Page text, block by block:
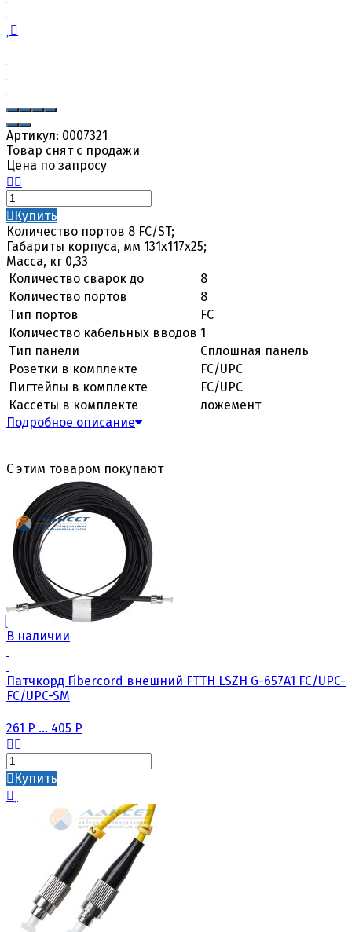
Артикул: 0007321
Товар снят с продажи
Цена по запросу
Купить
Количество портов 8 FC/ST;
Габариты корпуса, мм 131х117х25;
Масса, кг 0,33
Количество сварок до
8
Количество портов
8
Тип портов
FC
Количество кабельных вводов 1
Тип панели
Сплошная панель
Розетки в комплекте
FC/UPC
Пигтейлы в комплекте
FC/UPC
Кассеты в комплекте
ложемент
Подробное описание
С этим товаром покупают
В наличии
Патчкорд Fibercord внешний FTTH LSZH G-657A1 FC/UPC-
FC/UPC-SM
261 Р ... 405 Р
Купить